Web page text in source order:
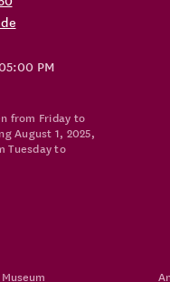
PM
from Friday to
August 1, 2025,
Tuesday to